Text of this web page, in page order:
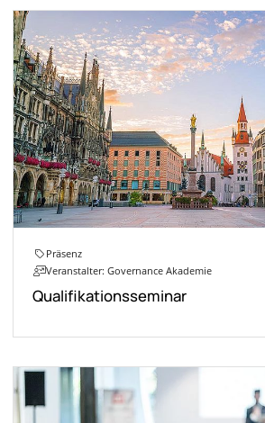
Präsenz
Veranstalter: Governance Akademie
Qualifikationsseminar